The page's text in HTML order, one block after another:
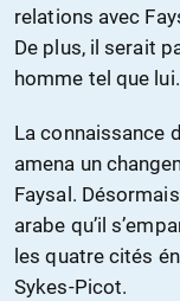
relations avec
De plus, il serait
homme tel que
La connaissance
amena un
Faysal.
arabe qu’il
les quatre cités
Sykes-Picot.